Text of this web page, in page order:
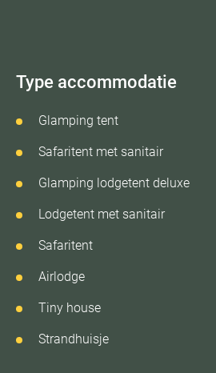
Type accommodatie
Glamping tent
Safaritent met sanitair
Glamping lodgetent deluxe
Lodgetent met sanitair
Safaritent
Airlodge
Tiny house
Strandhuisje